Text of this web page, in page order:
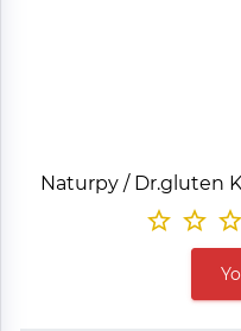
Naturpy / Dr.gluten